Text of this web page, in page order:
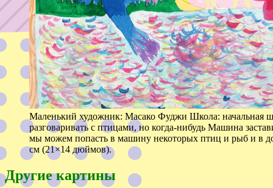
Маленький художник: Масако Фуджи Школа: начальная
разговаривать с птицами, но когда-нибудь Машина
мы можем попасть в машину некоторых птиц и рыб и в
см (21×14 дюймов).
Другие картины